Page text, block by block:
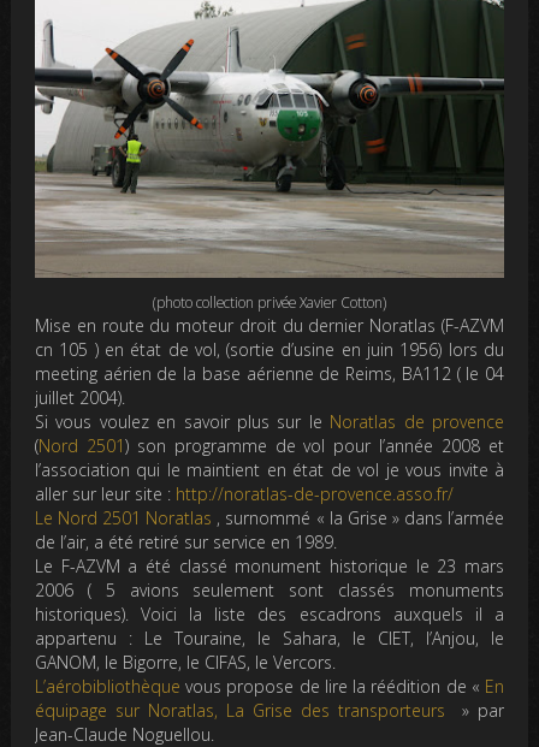
(photo collection privée Xavier Cotton)
Mise en route du moteur droit du dernier Noratlas (F-AZVM
cn 105 ) en état de vol, (sortie d’usine en juin 1956) lors du
meeting aérien de la base aérienne de Reims, BA112 ( le 04
juillet 2004).
Si vous voulez en savoir plus sur le Noratlas de provence
(Nord 2501) son programme de vol pour l’année 2008 et
l’association qui le maintient en état de vol je vous invite à
aller sur leur site : http://noratlas-de-provence.asso.fr/
Le Nord 2501 Noratlas , surnommé « la Grise » dans l’armée
de l’air, a été retiré sur service en 1989.
Le F-AZVM a été classé monument historique le 23 mars
2006 ( 5 avions seulement sont classés monuments
historiques). Voici la liste des escadrons auxquels il a
appartenu : Le Touraine, le Sahara, le CIET, l’Anjou, le
GANOM, le Bigorre, le CIFAS, le Vercors.
L’aérobibliothèque vous propose de lire la réédition de « En
équipage sur Noratlas, La Grise des transporteurs
» par
Jean-Claude Noguellou.